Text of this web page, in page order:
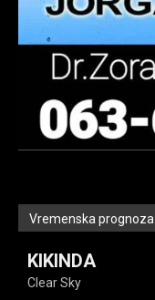
Vremenska prognoza
KIKINDA
Clear Sky